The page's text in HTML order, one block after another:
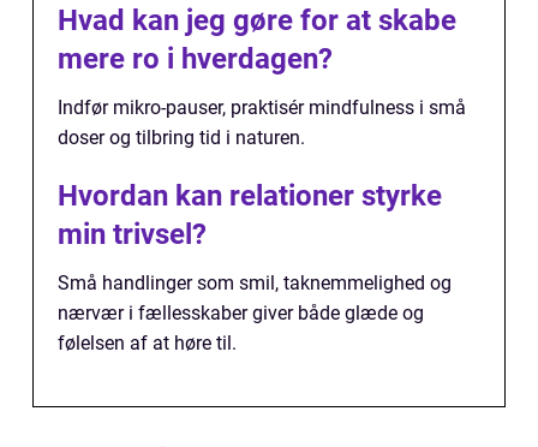
Hvad kan jeg gøre for at skabe
mere ro i hverdagen?
Indfør mikro-pauser, praktisér mindfulness i små
doser og tilbring tid i naturen.
Hvordan kan relationer styrke
min trivsel?
Små handlinger som smil, taknemmelighed og
nærvær i fællesskaber giver både glæde og
følelsen af at høre til.